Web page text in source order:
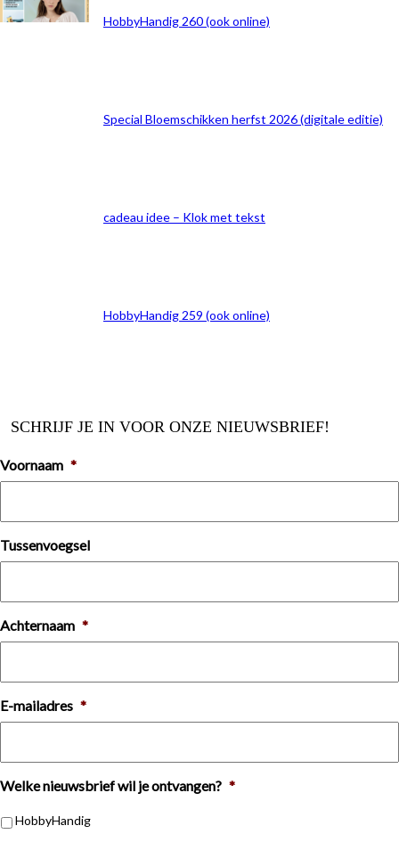
HobbyHandig 260 (ook online)
Special Bloemschikken herfst 2026 (digitale editie)
cadeau idee – Klok met tekst
HobbyHandig 259 (ook online)
SCHRIJF JE IN VOOR ONZE NIEUWSBRIEF!
Voornaam *
Tussenvoegsel
Achternaam *
E-mailadres *
Welke nieuwsbrief wil je ontvangen? *
HobbyHandig